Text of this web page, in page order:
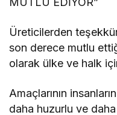
Üreticilerden
son derece mutlu
olarak ülke ve halk
Amaçlarının
daha huzurlu ve